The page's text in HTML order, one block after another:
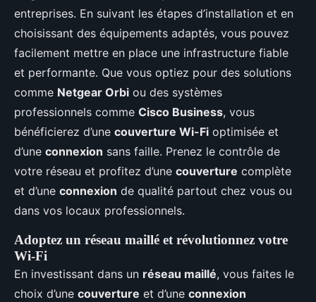
entreprises. En suivant les étapes d’installation et en
choisissant des équipements adaptés, vous pouvez
facilement mettre en place une infrastructure fiable
et performante. Que vous optiez pour des solutions
comme Netgear Orbi ou des systèmes
professionnels comme Cisco Business, vous
bénéficierez d’une couverture Wi-Fi optimisée et
d’une connexion sans faille. Prenez le contrôle de
votre réseau et profitez d’une couverture complète
et d’une connexion de qualité partout chez vous ou
dans vos locaux professionnels.
Adoptez un réseau maillé et révolutionnez votre
Wi-Fi
En investissant dans un réseau maillé, vous faites le
choix d’une couverture et d’une connexion